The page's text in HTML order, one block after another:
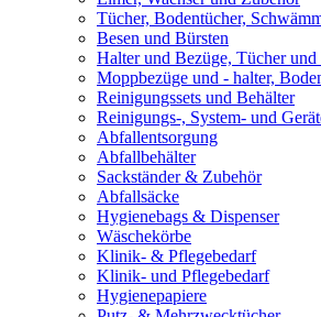
Tücher, Bodentücher,
Besen und Bürsten
Halter und Bezüge, Tücher und
Moppbezüge und - halter,
Reinigungssets und Behälter
Reinigungs-, System- und
Abfallentsorgung
Abfallbehälter
Sackständer & Zubehör
Abfallsäcke
Hygienebags & Dispenser
Wäschekörbe
Klinik- & Pflegebedarf
Klinik- und Pflegebedarf
Hygienepapiere